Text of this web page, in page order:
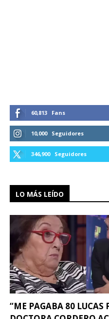
60,813 Fans
10,000 Seguidores
346,900 Seguidores
LO MÁS LEÍDO
“ME PAGABA 80 LUCAS